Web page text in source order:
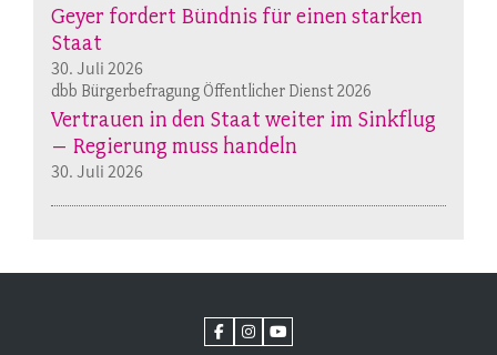
Geyer fordert Bündnis für einen starken
Staat
30. Juli 2026
dbb Bürgerbefragung Öffentlicher Dienst 2026
Vertrauen in den Staat weiter im Sinkflug
– Regierung muss handeln
30. Juli 2026